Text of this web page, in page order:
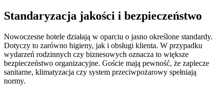
Standaryzacja jakości i bezpieczeństwo
Nowoczesne hotele działają w oparciu o jasno określone standardy.
Dotyczy to zarówno higieny, jak i obsługi klienta. W przypadku
wydarzeń rodzinnych czy biznesowych oznacza to większe
bezpieczeństwo organizacyjne. Goście mają pewność, że zaplecze
sanitarne, klimatyzacja czy system przeciwpożarowy spełniają
normy.